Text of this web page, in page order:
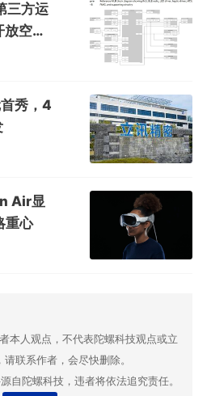
三方运
空间
秀，4
Air显
重心
本人观点，不代表陀螺科技观点或立
联系作者，会尽快删除。
自陀螺科技，违者将依法追究责任。